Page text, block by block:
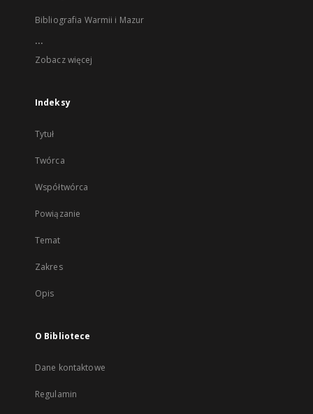
Bibliografia Warmii i Mazur
...
Zobacz więcej
Indeksy
Tytuł
Twórca
Współtwórca
Powiązanie
Temat
Zakres
Opis
O Bibliotece
Dane kontaktowe
Regulamin